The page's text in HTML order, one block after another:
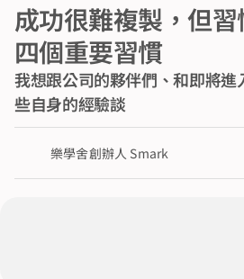
部落格
營運團隊
成功很難複製，但
四個重要習慣
我想跟公司的夥伴們、和即將
些自身的經驗談
樂學舍創辦人 Smark